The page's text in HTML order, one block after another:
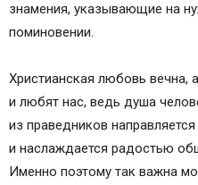
знамения, указывающие на
поминовении.
Христианская любовь
и любят нас, ведь душа
из праведников
и наслаждается радостью
Именно поэтому так важна